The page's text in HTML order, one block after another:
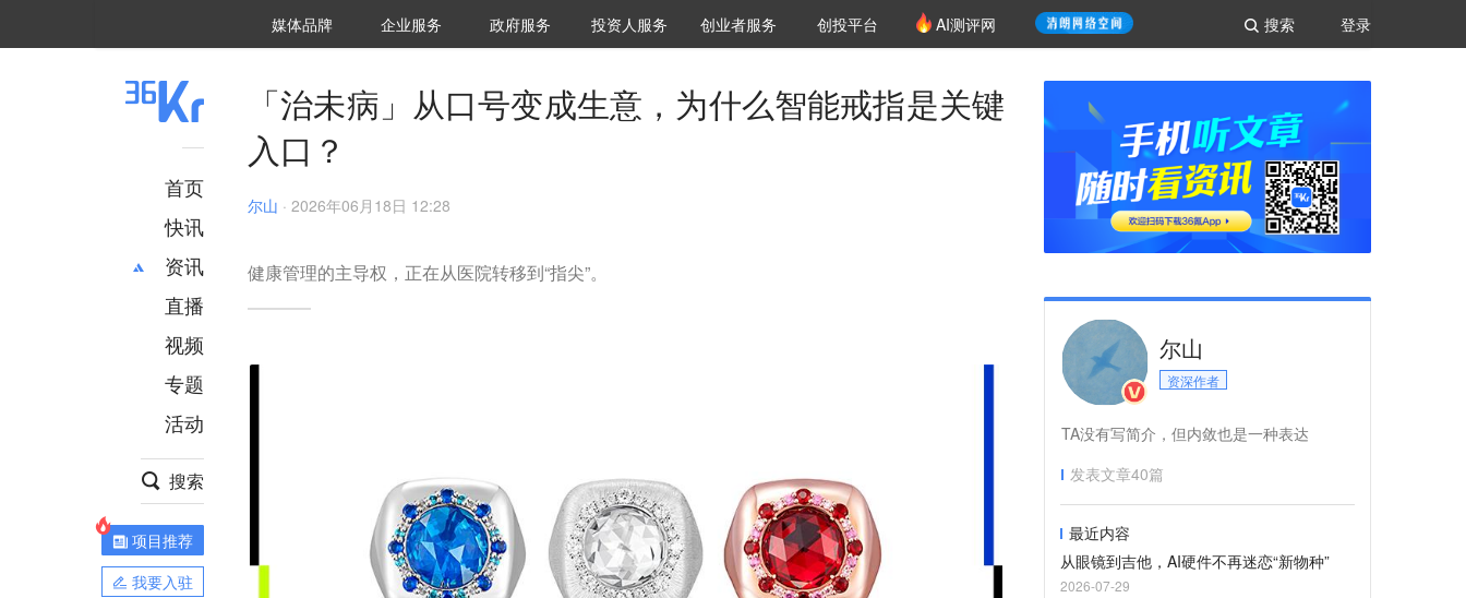
登录
搜索
媒体品牌 36Kr研究院
企业服务 城市之窗
政府服务 VClub投资机构库
投资机构职位推介
投资人服务 创投氪堂
创业者服务 创投平台 AI测评网
首页
快讯
资讯
推荐
财经
项目推荐
安徽
直播
视频
专题
活动
搜索
项目推荐
我要入驻
「治未病」从口号变成生意，为什么智能戒指是关键
入口？
尔山 · 2026年06月18日 12:28
健康管理的主导权，正在从医院转移到“指尖”。
尔山
资深作者
TA没有写简介，但内敛也是一种表达
发表文章40篇
最近内容
从眼镜到吉他，AI硬件不再迷恋“新物种”
2026-07-29